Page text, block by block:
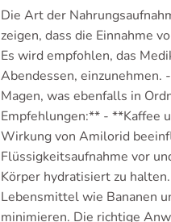
Die Art der
zeigen, dass die Einnahme
Es wird empfohlen, das
Abendessen, einzunehmen.
Magen, was ebenfalls in
Empfehlungen:** - **Kaffee
Wirkung von Amilorid
Flüssigkeitsaufnahme vor
Körper hydratisiert zu
Lebensmittel wie Bananen
minimieren. Die richtige